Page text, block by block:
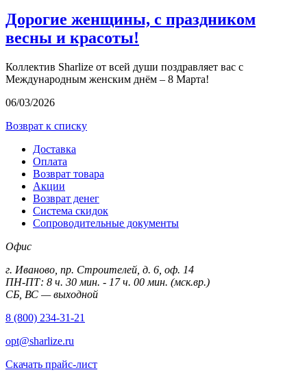
Дорогие женщины, с праздником
весны и красоты!
Коллектив Sharlize от всей души поздравляет вас с
Международным женским днём – 8 Марта!
06/03/2026
Возврат к списку
Доставка
Оплата
Возврат товара
Акции
Возврат денег
Система скидок
Сопроводительные документы
Офис
г. Иваново, пр. Строителей, д. 6, оф. 14
ПН-ПТ: 8 ч. 30 мин. - 17 ч. 00 мин. (мск.вр.)
СБ, ВС — выходной
8 (800) 234-31-21
opt@sharlize.ru
Скачать прайс-лист